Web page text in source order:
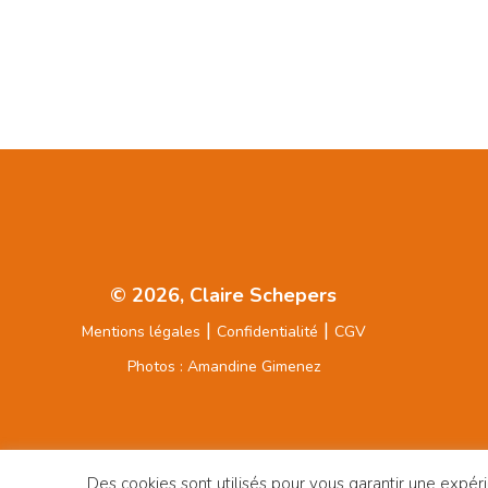
© 2026, Claire Schepers
Mentions légales | Confidentialité | CGV
Photos : Amandine Gimenez
Des cookies sont utilisés pour vous garantir une